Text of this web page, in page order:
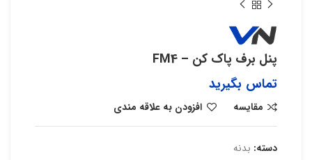
پنل برف پاک کن – FM4
تماس بگیرید
مقایسه افزودن به علاقه مندی
دسته: بدنه